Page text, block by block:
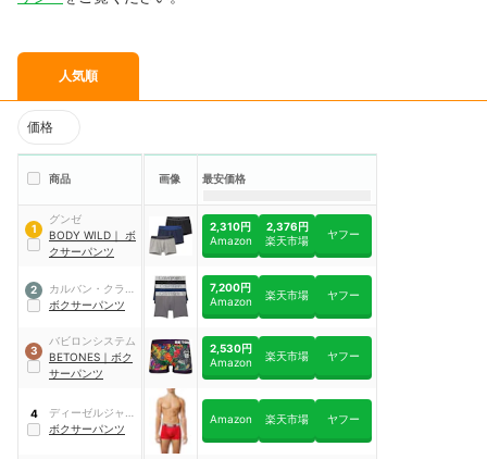
人気順
価格
商品 画像 最安価格
1
グンゼ
BODY WILD ｜
ボ
クサーパンツ
2,310円
Amazon
2,376円
楽天市場
ヤフー
2
カルバン・クライ
ンジャパン
ボクサーパンツ
7,200円
Amazon
楽天市場 ヤフー
3
バビロンシステム
BETONES ｜ ボク
サーパンツ
2,530円
Amazon
楽天市場 ヤフー
4
ディーゼルジャパ
ン
ボクサーパンツ
Amazon 楽天市場 ヤフー